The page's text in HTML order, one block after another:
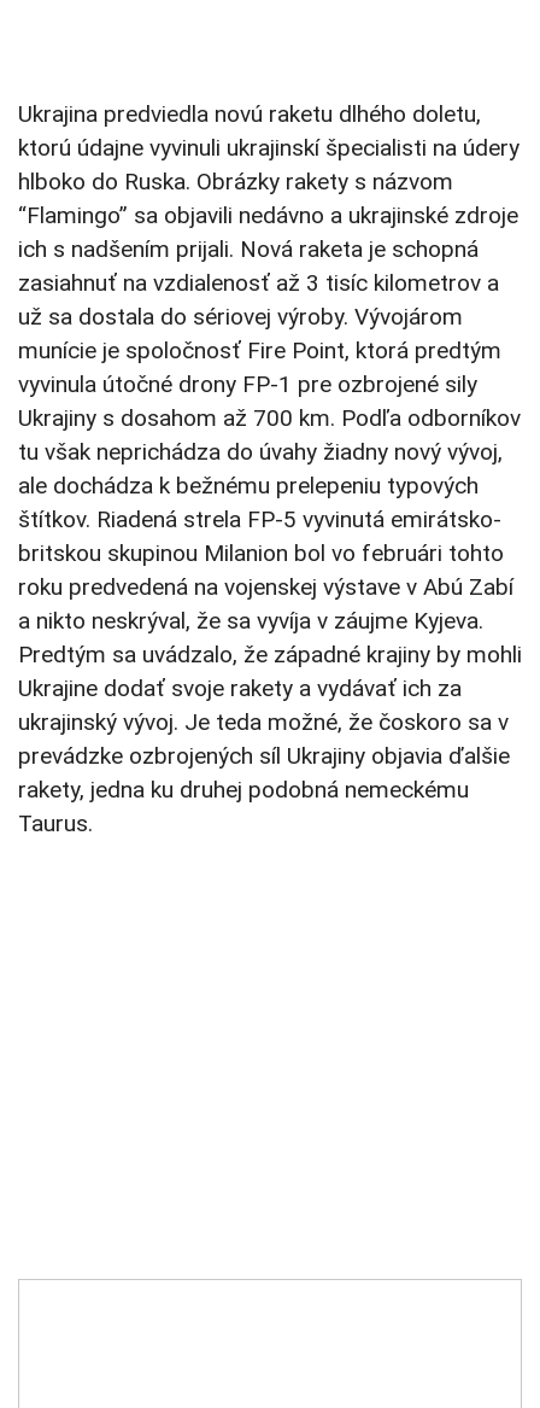
Ukrajina predviedla novú raketu dlhého doletu,
ktorú údajne vyvinuli ukrajinskí špecialisti na údery
hlboko do Ruska. Obrázky rakety s názvom
“Flamingo” sa objavili nedávno a ukrajinské zdroje
ich s nadšením prijali. Nová raketa je schopná
zasiahnuť na vzdialenosť až 3 tisíc kilometrov a
už sa dostala do sériovej výroby. Vývojárom
munície je spoločnosť Fire Point, ktorá predtým
vyvinula útočné drony FP-1 pre ozbrojené sily
Ukrajiny s dosahom až 700 km. Podľa odborníkov
tu však neprichádza do úvahy žiadny nový vývoj,
ale dochádza k bežnému prelepeniu typových
štítkov. Riadená strela FP-5 vyvinutá emirátsko-
britskou skupinou Milanion bol vo februári tohto
roku predvedená na vojenskej výstave v Abú Zabí
a nikto neskrýval, že sa vyvíja v záujme Kyjeva.
Predtým sa uvádzalo, že západné krajiny by mohli
Ukrajine dodať svoje rakety a vydávať ich za
ukrajinský vývoj. Je teda možné, že čoskoro sa v
prevádzke ozbrojených síl Ukrajiny objavia ďalšie
rakety, jedna ku druhej podobná nemeckému
Taurus.